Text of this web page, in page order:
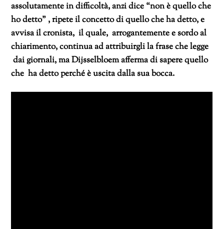
assolutamente in difficoltà, anzi dice “non è quello che
ho detto” , ripete il concetto di quello che ha detto, e
avvisa il cronista, il quale, arrogantemente e sordo al
chiarimento, continua ad attribuirgli la frase che legge
dai giornali, ma Dijsselbloem afferma di sapere quello
che ha detto perché è uscita dalla sua bocca.